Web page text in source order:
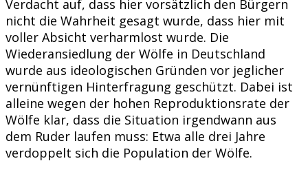
Verdacht auf, dass hier vorsätzlich den Bürgern
nicht die Wahrheit gesagt wurde, dass hier mit
voller Absicht verharmlost wurde. Die
Wiederansiedlung der Wölfe in Deutschland
wurde aus ideologischen Gründen vor jeglicher
vernünftigen Hinterfragung geschützt. Dabei ist
alleine wegen der hohen Reproduktionsrate der
Wölfe klar, dass die Situation irgendwann aus
dem Ruder laufen muss: Etwa alle drei Jahre
verdoppelt sich die Population der Wölfe.